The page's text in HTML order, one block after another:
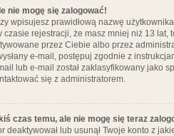
nie mogę się zalogować!
wpisujesz prawidłową nazwę
czasie rejestracji, że masz mniej niż 13
przez Ciebie albo przez
e-mail, postępuj zgodnie z
lub e-mail został zaklasyfikowany jako
się z administratorem.
czas temu, ale nie mogę się teraz
deaktywował lub usunął Twoje konto z